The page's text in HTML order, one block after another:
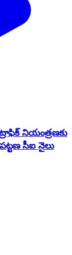
నియంత్రణకు
పట్టణ సీఐ నైలు